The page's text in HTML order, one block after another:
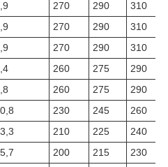
270 290
310
270 290
310
270 290
310
260 275
290
260 275
290
230 245
260
210 225
240
200 215
230